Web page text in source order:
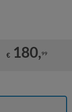
€ 180,99